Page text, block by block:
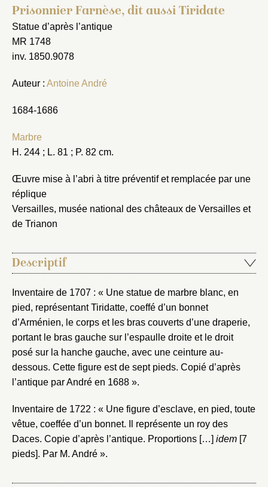
Prisonnier Farnèse, dit aussi Tiridate
Statue d’après l’antique
MR 1748
inv. 1850.9078
Auteur : Antoine André
1684-1686
Marbre
H. 244 ; L. 81 ; P. 82 cm.
Œuvre mise à l’abri à titre préventif et remplacée par une
réplique
Versailles, musée national des châteaux de Versailles et
de Trianon
Descriptif
Inventaire de 1707 : « Une statue de marbre blanc, en
pied, représentant Tiridatte, coeffé d’un bonnet
d’Arménien, le corps et les bras couverts d’une draperie,
portant le bras gauche sur l’espaulle droite et le droit
posé sur la hanche gauche, avec une ceinture au-
dessous. Cette figure est de sept pieds. Copié d’après
l’antique par André en 1688 ».
Inventaire de 1722 : « Une figure d’esclave, en pied, toute
vêtue, coeffée d’un bonnet. Il représente un roy des
Daces. Copie d’après l’antique. Proportions […] idem [7
pieds]. Par M. André ».